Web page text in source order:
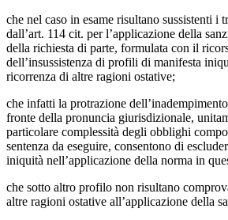
che nel caso in esame risultano sussistenti i
dall’art. 114 cit. per l’applicazione della
della richiesta di parte, formulata con il
dell’insussistenza di profili di manifesta
ricorrenza di altre ragioni ostative;
che infatti la protrazione
fronte della pronuncia giurisdizionale,
particolare complessità degli obblighi
sentenza da eseguire, consentono di
iniquità nell’applicazione della norma in
che sotto altro profilo non risultano
altre ragioni ostative all’applicazione della